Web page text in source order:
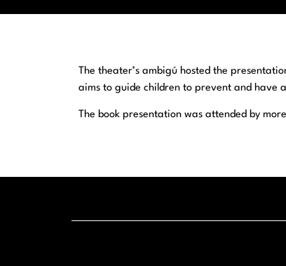
The theater’s ambigú hosted the
aims to guide children to prevent and have
The book presentation was attended by